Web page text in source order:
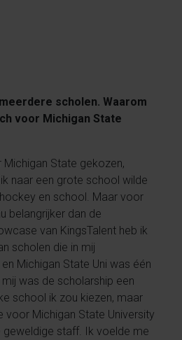
scholen. Waarom
voor Michigan State
Michigan State gekozen,
naar een grote school wilde
en school. Maar voor
belangrijker dan de
van KingsTalent heb ik
scholen die in mij
Michigan State Uni was één
was de scholarship een
school ik zou kiezen, maar
voor Michigan State University
staff. Ik voelde me